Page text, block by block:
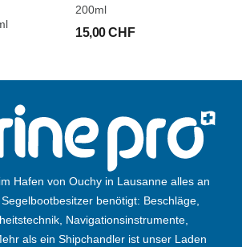
°C bis +90 °C
Fuge 10 m / Kartusche
200ml
15,00 CHF
Hafen von Ouchy in Lausanne alles an
benötigt: Beschläge,
Navigationsinstrumente,
als ein Shipchandler ist unser Laden